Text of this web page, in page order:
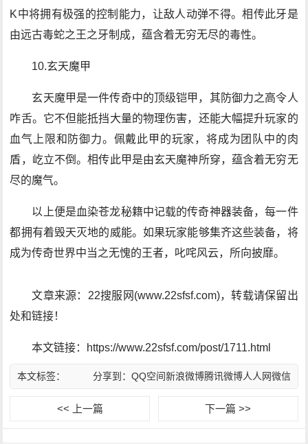
K中将拥有极强的控制能力，让敌人动弹不得。相传此牙是
由远古毒蛇之王之牙制成，蕴含着无穷无尽的毒性。
10.玄天魔甲
玄天魔甲是一件传奇中的顶级铠甲，其防御力之高令人
咋舌。它不但能抵挡大量的物理伤害，还能大幅提升玩家的
血气上限和防御力。佩戴此甲的玩家，将成为团队中的肉
盾，屹立不倒。相传此甲是由玄天魔神所穿，蕴含着无穷无
尽的魔气。
以上便是血染苍龙秘籍中记载的传奇神器装备，每一件
都拥有着毁天灭地的威能。如果玩家能够集齐这些装备，将
成为传奇世界中当之无愧的王者，叱咤风云，所向披靡。
文章来源：22搜服网(www.22sfsf.com)，转载请保留出
处和链接！
本文链接：https://www.22sfsf.com/post/1711.html
分享到： QQ空间新浪微博腾讯微博人人网微信
本文标签：
<< 上一篇 下一篇 >>